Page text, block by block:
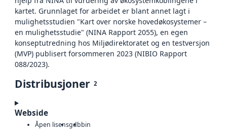
kartet. Grunnlaget for arbeidet er blant annet lagt i
mulighetsstudien "Kart over norske hovedøkosystemer –
en mulighetsstudie" (NINA Rapport 2055), en egen
konseptutredning hos Miljødirektoratet og en testversjon
(MVP) publisert forsommeren 2023 (NIBIO Rapport
088/2023).
Distribusjoner 2
Webside
Åpen lisensgdbbin